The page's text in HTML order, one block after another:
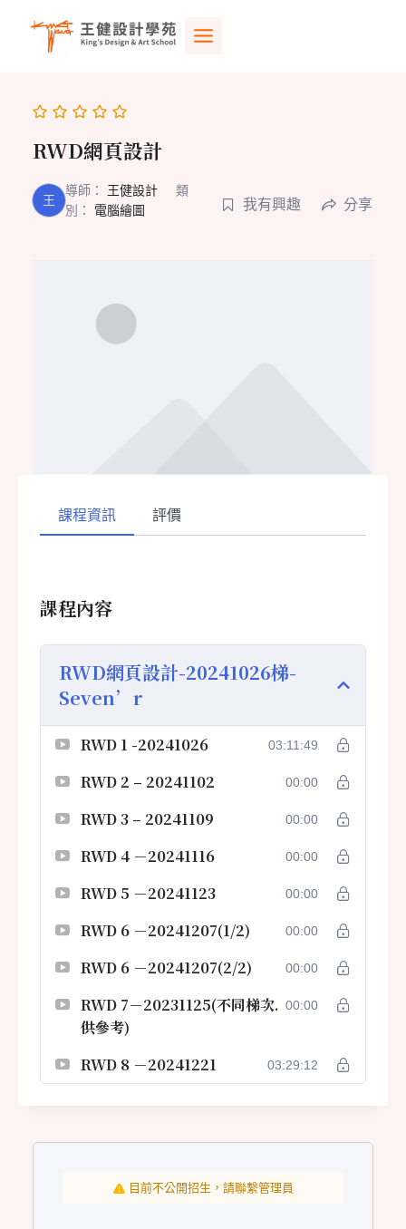
RWD網頁設計
王
導師： 王健設計
類
別： 電腦繪圖 我有興趣 分享
課程資訊 評價
課程內容
RWD網頁設計-20241026梯-
Seven’r
RWD 1 -20241026 03:11:49
RWD 2 – 20241102 00:00
RWD 3 – 20241109 00:00
RWD 4 －20241116 00:00
RWD 5 －20241123 00:00
RWD 6 －20241207(1/2) 00:00
RWD 6 －20241207(2/2) 00:00
RWD 7－20231125(不同梯次.
供參考)
00:00
RWD 8 －20241221 03:29:12
目前不公開招生，請聯繫管理員